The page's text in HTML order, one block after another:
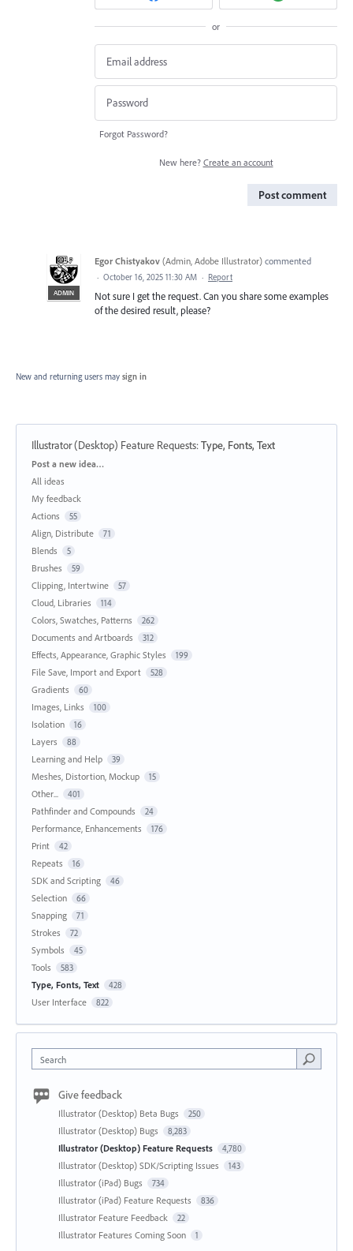
or
Forgot Password?
New here? Create an account
Post comment
ADMIN
Egor Chistyakov (Admin, Adobe Illustrator) commented
· October 16, 2025 11:30 AM · Report
Not sure I get the request. Can you share some examples
of the desired result, please?
New and returning users may sign in
Illustrator (Desktop) Feature Requests:Type, Fonts, Text
Categories
Post a new idea…
All ideas
My feedback
Actions
55
Align, Distribute 71
Blends 5
Brushes 59
Clipping, Intertwine 57
Cloud, Libraries 114
Colors, Swatches, Patterns 262
Documents and Artboards 312
Effects, Appearance, Graphic Styles 199
File Save, Import and Export 528
Gradients 60
Images, Links 100
Isolation 16
Layers 88
Learning and Help 39
Meshes, Distortion, Mockup 15
Other... 401
Pathfinder and Compounds 24
Performance, Enhancements 176
Print 42
Repeats 16
SDK and Scripting 46
Selection 66
Snapping 71
Strokes 72
Symbols 45
Tools 583
Type, Fonts, Text 428
User Interface 822
Search
Give feedback
Illustrator (Desktop) Beta Bugs 250
Illustrator (Desktop) Bugs 8,283
Illustrator (Desktop) Feature Requests 4,780
Illustrator (Desktop) SDK/Scripting Issues 143
Illustrator (iPad) Bugs 734
Illustrator (iPad) Feature Requests 836
Illustrator Feature Feedback 22
Illustrator Features Coming Soon 1